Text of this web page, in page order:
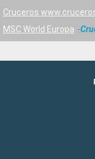
Cruceros
MSC World Europa